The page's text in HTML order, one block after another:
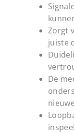
Zorgt
juiste
De